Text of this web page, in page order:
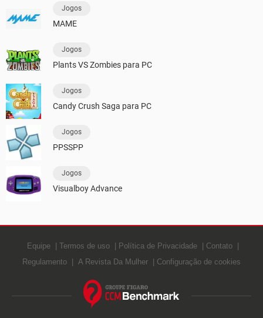
Jogos
MAME
Jogos
Plants VS Zombies para PC
Jogos
Candy Crush Saga para PC
Jogos
PPSSPP
Jogos
Visualboy Advance
Equipe Termos de uso Política de Privacidade
Contato
Regulamento
A Revista Da Mulher Configuração de cookies